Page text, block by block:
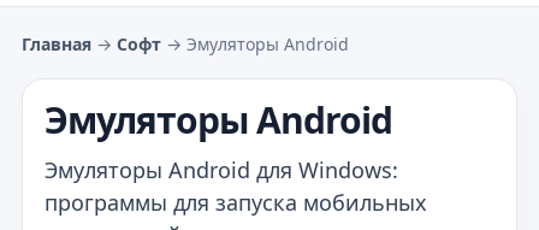
Главная → Софт → Эмуляторы Android
Эмуляторы Android
Эмуляторы Android для Windows:
программы для запуска мобильных